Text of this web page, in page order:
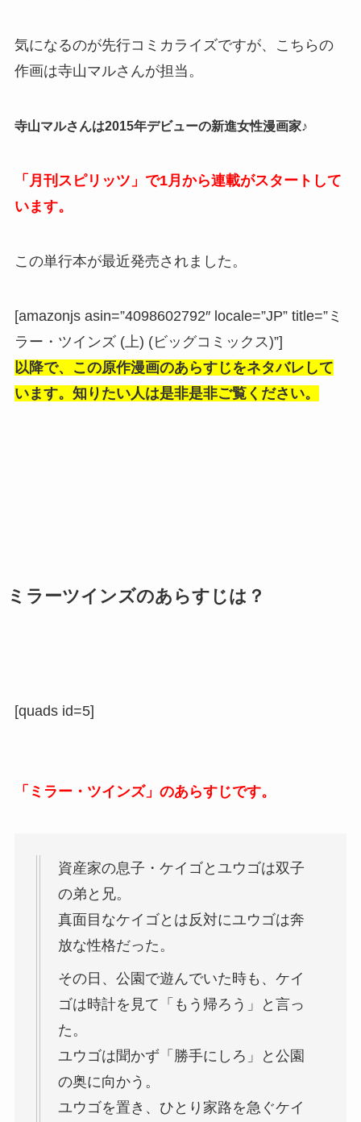
気になるのが先行コミカライズですが、こちらの
作画は寺山マルさんが担当。
寺山マルさんは2015年デビューの新進女性漫画家♪
「月刊スピリッツ」で1月から連載がスタートして
います。
この単行本が最近発売されました。
[amazonjs asin=”4098602792″ locale=”JP” title=”ミ
ラー・ツインズ (上) (ビッグコミックス)”]
以降で、この原作漫画のあらすじをネタバレして
います。知りたい人は是非是非ご覧ください。
ミラーツインズのあらすじは？
[quads id=5]
「ミラー・ツインズ」のあらすじです。
資産家の息子・ケイゴとユウゴは双子
の弟と兄。
真面目なケイゴとは反対にユウゴは奔
放な性格だった。
その日、公園で遊んでいた時も、ケイ
ゴは時計を見て「もう帰ろう」と言っ
た。
ユウゴは聞かず「勝手にしろ」と公園
の奥に向かう。
ユウゴを置き、ひとり家路を急ぐケイ